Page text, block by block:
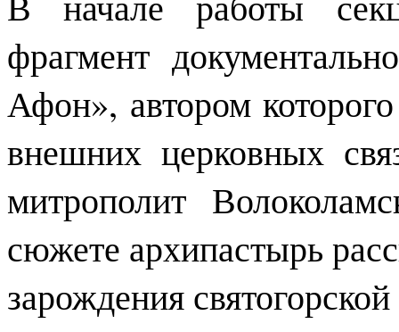
фрагмент
Афон», автором
внешних церковных
митрополит
сюжете архипастырь
зарождения